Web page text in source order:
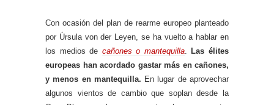
Con ocasión del plan de rearme europeo planteado
por Úrsula von der Leyen, se ha vuelto a hablar en
los medios de cañones o mantequilla. Las élites
europeas han acordado gastar más en cañones,
y menos en mantequilla. En lugar de aprovechar
algunos vientos de cambio que soplan desde la